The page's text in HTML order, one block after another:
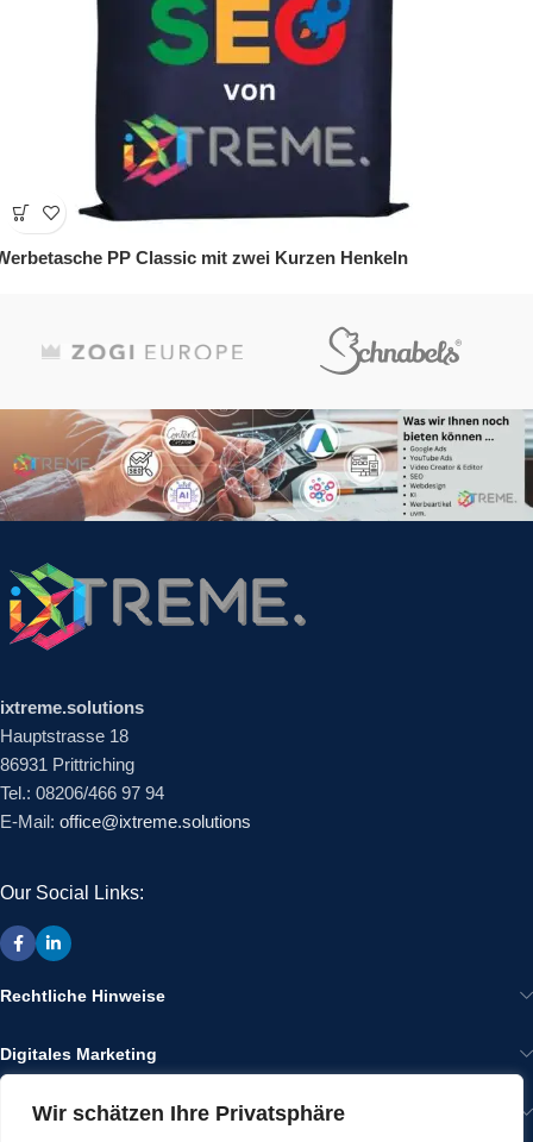
Wir schätzen Ihre Privatsphäre
PP Classic mit zwei Kurzen Henkeln
ixtreme.solutions
Hauptstrasse 18
86931 Prittriching
Tel.: 08206/466 97 94
E-Mail: office@ixtreme.solutions
Our Social Links:
Rechtliche Hinweise
Digitales Marketing
Wir im Internet